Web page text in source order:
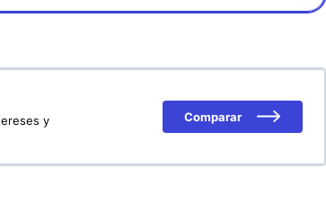
y
Comparar